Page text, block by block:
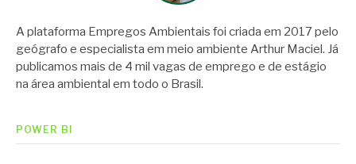
A plataforma Empregos Ambientais foi criada em 2017 pelo
geógrafo e especialista em meio ambiente Arthur Maciel. Já
publicamos mais de 4 mil vagas de emprego e de estágio
na área ambiental em todo o Brasil.
POWER BI